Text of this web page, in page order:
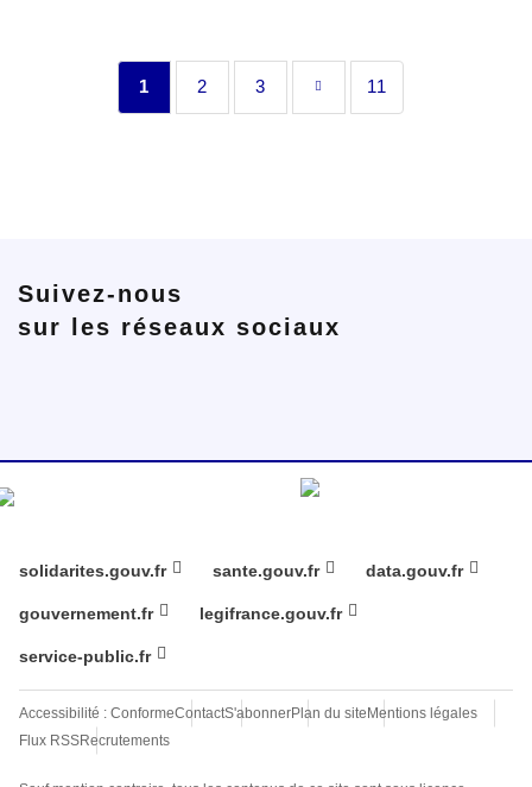
Page
1 Page
2 Page
3
Page
Dernière
11
Suivez-nous
sur les réseaux sociaux
solidarites.gouv.fr sante.gouv.fr data.gouv.fr
gouvernement.fr legifrance.gouv.fr
service-public.fr
Accessibilité : ConformeContactS'abonnerPlan du siteMentions légales
Flux RSSRecrutements